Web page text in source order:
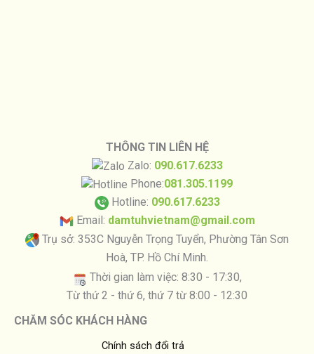
THÔNG TIN LIÊN HỆ
Zalo: 090.617.6233
Phone:081.305.1199
Hotline: 090.617.6233
Email: damtuhvietnam@gmail.com
Trụ sở: 353C Nguyễn Trọng Tuyển, Phường Tân Sơn
Hoà, TP. Hồ Chí Minh.
Thời gian làm việc: 8:30 - 17:30,
Từ thứ 2 - thứ 6, thứ 7 từ 8:00 - 12:30
CHĂM SÓC KHÁCH HÀNG
Chính sách đổi trả